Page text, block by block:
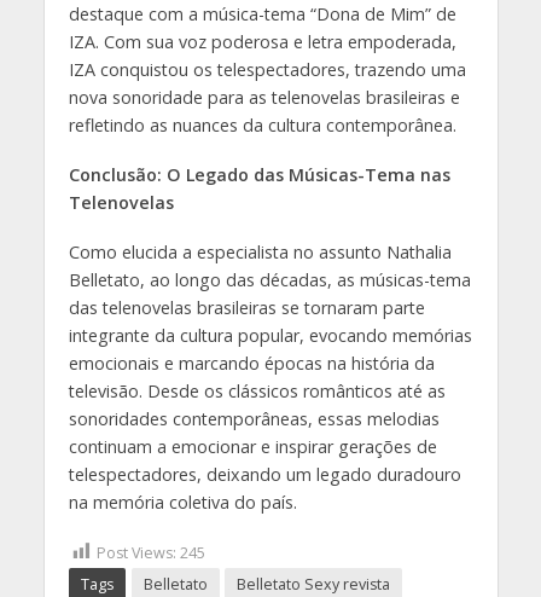
destaque com a música-tema “Dona de Mim” de
IZA. Com sua voz poderosa e letra empoderada,
IZA conquistou os telespectadores, trazendo uma
nova sonoridade para as telenovelas brasileiras e
refletindo as nuances da cultura contemporânea.
Conclusão: O Legado das Músicas-Tema nas
Telenovelas
Como elucida a especialista no assunto Nathalia
Belletato, ao longo das décadas, as músicas-tema
das telenovelas brasileiras se tornaram parte
integrante da cultura popular, evocando memórias
emocionais e marcando épocas na história da
televisão. Desde os clássicos românticos até as
sonoridades contemporâneas, essas melodias
continuam a emocionar e inspirar gerações de
telespectadores, deixando um legado duradouro
na memória coletiva do país.
Post Views: 245
Tags
Belletato
Belletato Sexy revista